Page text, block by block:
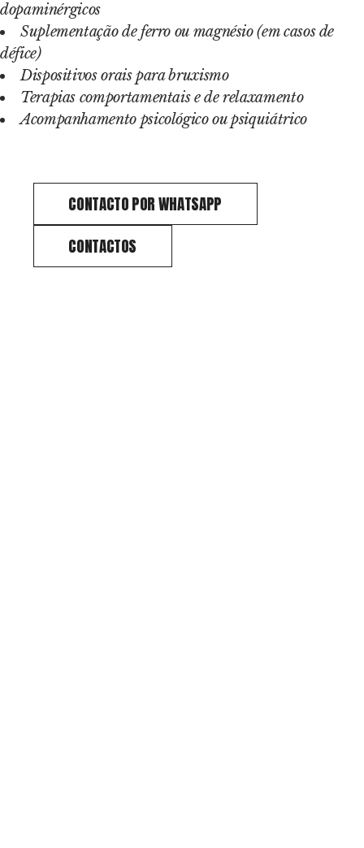
dopaminérgicos
Suplementação de ferro ou magnésio (em casos de
défice)
Dispositivos orais para bruxismo
Terapias comportamentais e de relaxamento
Acompanhamento psicológico ou psiquiátrico
CONTACTO POR WHATSAPP
CONTACTOS